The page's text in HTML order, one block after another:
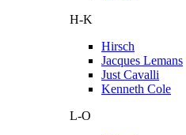
H-K
Hirsch
Jacques Lemans
Just Cavalli
Kenneth Cole
L-O